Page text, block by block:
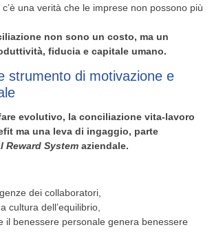
una verità che le imprese non possono più
non sono un costo, ma un
fiducia e capitale umano.
strumento di motivazione e
evolutivo, la conciliazione vita-lavoro
ma una leva di ingaggio, parte
Reward System aziendale.
dei collaboratori,
cultura dell’equilibrio,
il benessere personale genera benessere